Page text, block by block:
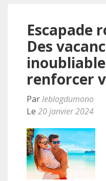
Escapade
Des
renforcer
Parleblogdumono
Le 20 janvier 2024